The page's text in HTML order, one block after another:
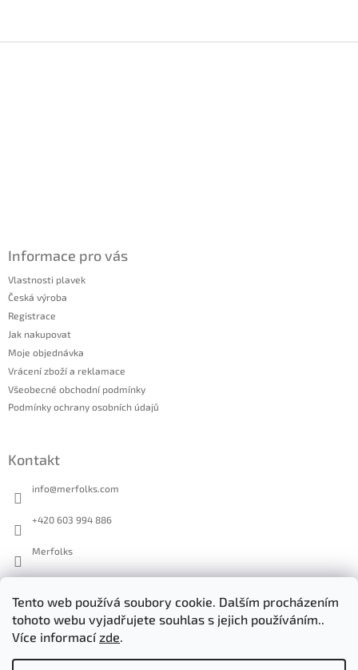
Tento web používá soubory cookie. Dalším procházením
tohoto webu vyjadřujete souhlas s jejich používáním..
Více informacízde.
Informace pro vás
Vlastnosti plavek
Česká výroba
Registrace
Jak nakupovat
Moje objednávka
Vrácení zboží a reklamace
Všeobecné obchodní podmínky
Podmínky ochrany osobních údajů
Kontakt
info@merfolks.com
+420 603 994 886
Merfolks